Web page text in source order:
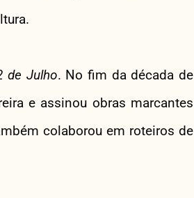
de Julho. No fim da década de
e assinou obras marcantes
colaborou em roteiros de